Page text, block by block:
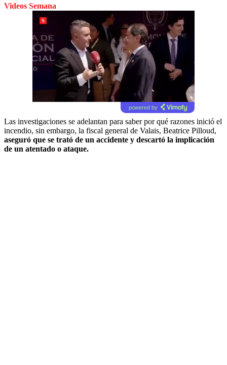
Videos Semana
powered by
Las investigaciones se adelantan para saber por qué razones inició el
incendio, sin embargo, la fiscal general de Valais, Beatrice Pilloud,
aseguró que se trató de un accidente y descartó la implicación
de un atentado o ataque.